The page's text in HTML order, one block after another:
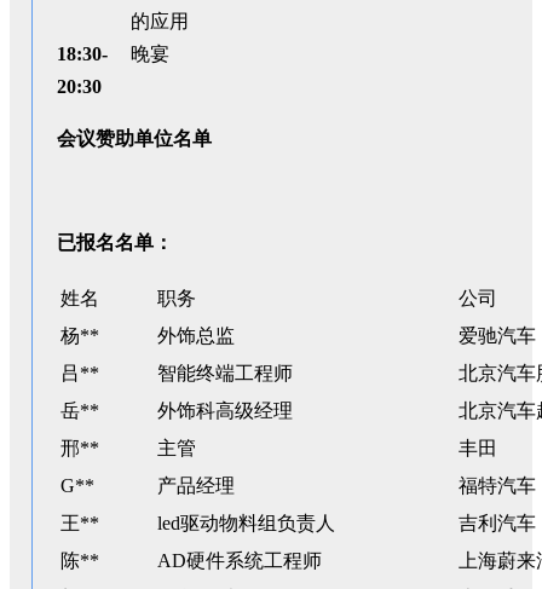
的应用
18:30-
20:30
晚宴
会议赞助单位名单
已报名名单：
姓名 职务
公司
杨**
外饰总监
爱驰汽车
吕**
智能终端工程师
北京汽车
岳**
外饰科高级经理
北京汽车
邢**
主管
丰田
G**
产品经理
福特汽车
王**
led驱动物料组负责人
吉利汽车
陈**
AD硬件系统工程师
上海蔚